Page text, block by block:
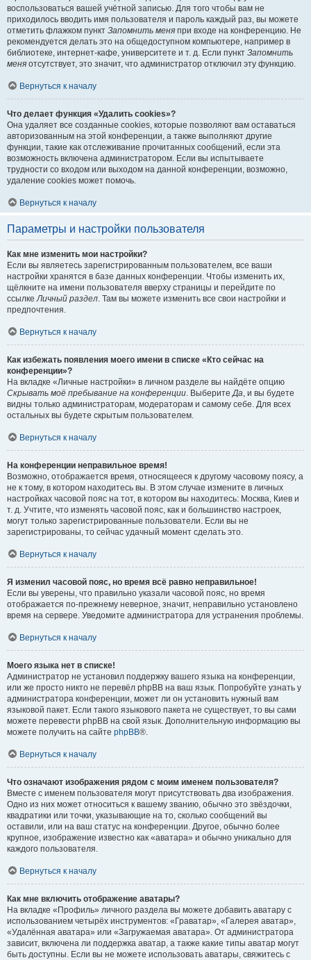
воспользоваться вашей учётной записью. Для того чтобы вам не
приходилось вводить имя пользователя и пароль каждый раз, вы можете
отметить флажком пункт Запомнить меня при входе на конференцию. Не
рекомендуется делать это на общедоступном компьютере, например в
библиотеке, интернет-кафе, университете и т. д. Если пункт Запомнить
меня отсутствует, это значит, что администратор отключил эту функцию.
Вернуться к началу
Что делает функция «Удалить cookies»?
Она удаляет все созданные cookies, которые позволяют вам оставаться
авторизованным на этой конференции, а также выполняют другие
функции, такие как отслеживание прочитанных сообщений, если эта
возможность включена администратором. Если вы испытываете
трудности со входом или выходом на данной конференции, возможно,
удаление cookies может помочь.
Вернуться к началу
Параметры и настройки пользователя
Как мне изменить мои настройки?
Если вы являетесь зарегистрированным пользователем, все ваши
настройки хранятся в базе данных конференции. Чтобы изменить их,
щёлкните на имени пользователя вверху страницы и перейдите по
ссылкеЛичный раздел. Там вы можете изменить все свои настройки и
предпочтения.
Вернуться к началу
Как избежать появления моего имени в списке «Кто сейчас на
конференции»?
На вкладке «Личные настройки» в личном разделе вы найдёте опцию
Скрывать моё пребывание на конференции. ВыберитеДа, и вы будете
видны только администраторам, модераторам и самому себе. Для всех
остальных вы будете скрытым пользователем.
Вернуться к началу
На конференции неправильное время!
Возможно, отображается время, относящееся к другому часовому поясу, а
не к тому, в котором находитесь вы. В этом случае измените в личных
настройках часовой пояс на тот, в котором вы находитесь: Москва, Киев и
т. д. Учтите, что изменять часовой пояс, как и большинство настроек,
могут только зарегистрированные пользователи. Если вы не
зарегистрированы, то сейчас удачный момент сделать это.
Вернуться к началу
Я изменил часовой пояс, но время всё равно неправильное!
Если вы уверены, что правильно указали часовой пояс, но время
отображается по-прежнему неверное, значит, неправильно установлено
время на сервере. Уведомите администратора для устранения проблемы.
Вернуться к началу
Моего языка нет в списке!
Администратор не установил поддержку вашего языка на конференции,
или же просто никто не перевёл phpBB на ваш язык. Попробуйте узнать у
администратора конференции, может ли он установить нужный вам
языковой пакет. Если такого языкового пакета не существует, то вы сами
можете перевести phpBB на свой язык. Дополнительную информацию вы
можете получить на сайте phpBB®.
Вернуться к началу
Что означают изображения рядом с моим именем пользователя?
Вместе с именем пользователя могут присутствовать два изображения.
Одно из них может относиться к вашему званию, обычно это звёздочки,
квадратики или точки, указывающие на то, сколько сообщений вы
оставили, или на ваш статус на конференции. Другое, обычно более
крупное, изображение известно как «аватара» и обычно уникально для
каждого пользователя.
Вернуться к началу
Как мне включить отображение аватары?
На вкладке «Профиль» личного раздела вы можете добавить аватару с
использованием четырёх инструментов: «Граватар», «Галерея аватар»,
«Удалённая аватара» или «Загружаемая аватара». От администратора
зависит, включена ли поддержка аватар, а также какие типы аватар могут
быть доступны. Если вы не можете использовать аватары, свяжитесь с